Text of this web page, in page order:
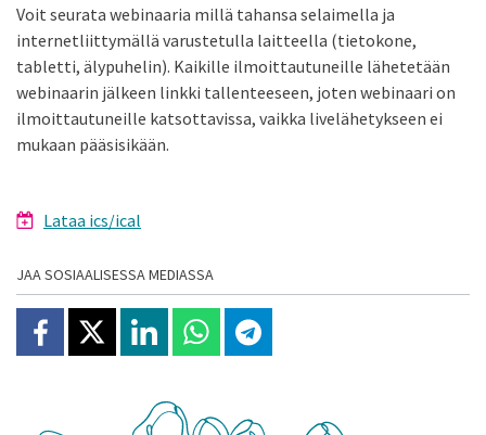
Voit seurata webinaaria millä tahansa selaimella ja
internetliittymällä varustetulla laitteella (tietokone,
tabletti, älypuhelin). Kaikille ilmoittautuneille lähetetään
webinaarin jälkeen linkki tallenteeseen, joten webinaari on
ilmoittautuneille katsottavissa, vaikka livelähetykseen ei
mukaan pääsisikään.
Lataa ics/ical
JAA SOSIAALISESSA MEDIASSA
Jaa Facebookissa
Jaa X:ssäJaa Linkedinissä
Jaa Whatsappissa
Jaa Telegramissa